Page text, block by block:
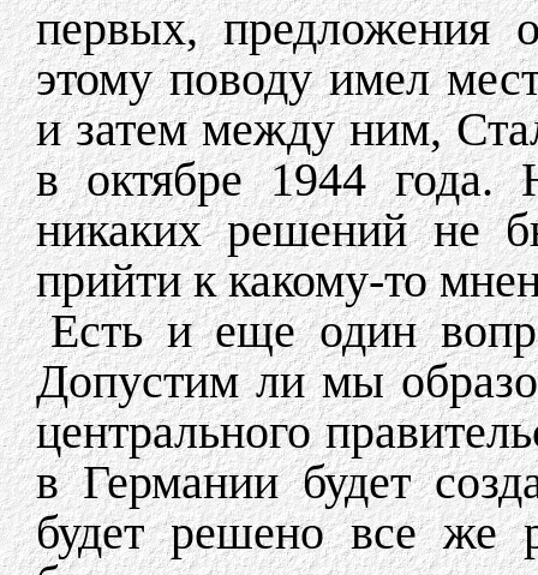
первых, предложения
этому поводу имел
и затем между ним,
в октябре 1944
никаких решений не
прийти к какому-то
Есть и еще один
Допустим ли мы
центрального
в Германии будет
будет решено все же